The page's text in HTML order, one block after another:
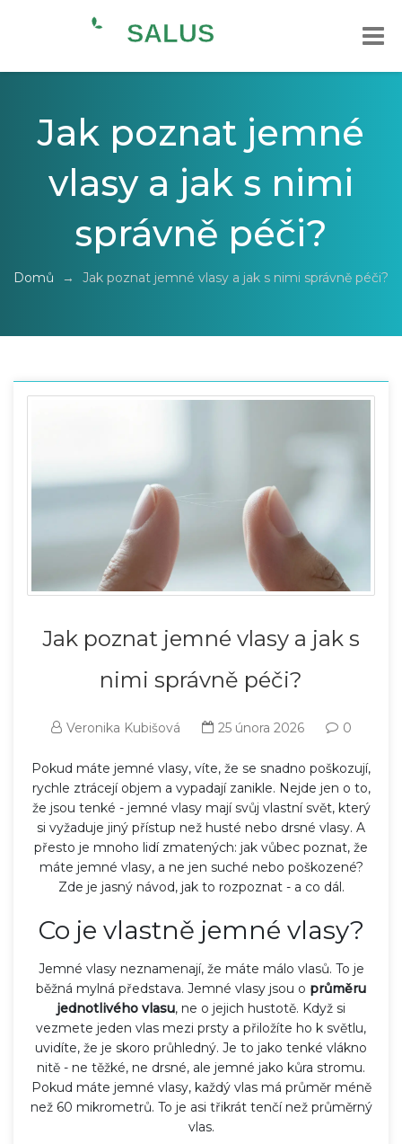
Jak poznat jemné
vlasy a jak s nimi
správně péči?
Domů → Jak poznat jemné vlasy a jak s nimi správně péči?
Jak poznat jemné vlasy a jak s
nimi správně péči?
Veronika Kubišová 25 února 2026 0
Pokud máte jemné vlasy, víte, že se snadno poškozují,
rychle ztrácejí objem a vypadají zanikle. Nejde jen o to,
že jsou tenké - jemné vlasy mají svůj vlastní svět, který
si vyžaduje jiný přístup než husté nebo drsné vlasy. A
přesto je mnoho lidí zmatených: jak vůbec poznat, že
máte jemné vlasy, a ne jen suché nebo poškozené?
Zde je jasný návod, jak to rozpoznat - a co dál.
Co je vlastně jemné vlasy?
Jemné vlasy neznamenají, že máte málo vlasů. To je
běžná mylná představa. Jemné vlasy jsou o průměru
jednotlivého vlasu, ne o jejich hustotě. Když si
vezmete jeden vlas mezi prsty a přiložíte ho k světlu,
uvidíte, že je skoro průhledný. Je to jako tenké vlákno
nitě - ne těžké, ne drsné, ale jemné jako kůra stromu.
Pokud máte jemné vlasy, každý vlas má průměr méně
než 60 mikrometrů. To je asi třikrát tenčí než průměrný
vlas.